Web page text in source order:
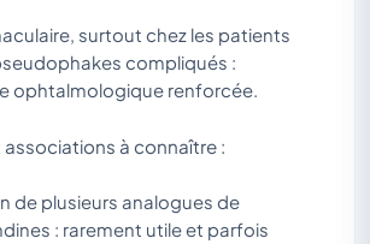
surtout chez les patients
compliqués :
ophtalmologique renforcée.
à connaître :
de plusieurs analogues de
: rarement utile et parfois